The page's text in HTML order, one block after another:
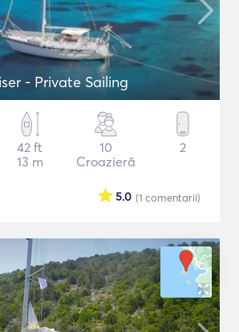
- Private Sailing
42 ft
13 m
10
Croazieră
2
(1 comentarii)
5.0